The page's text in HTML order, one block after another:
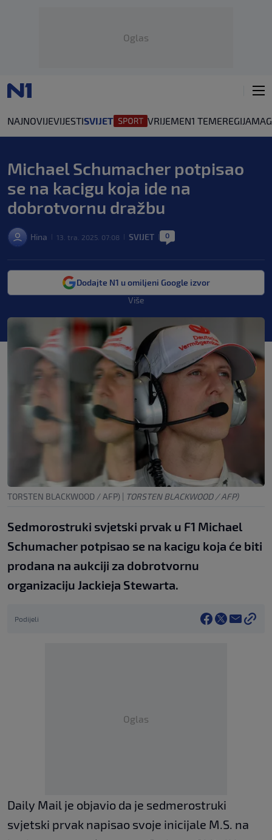
Oglas
NAJNOVIJEVIJESTISVIJET VRIJEMEN1 TEMEREGIJA
Michael Schumacher potpisao
se na kacigu koja ide na
dobrotvornu dražbu
Hina 13. tra. 2025. 07:08 SVIJET 0
Dodajte N1 u omiljeni Google izvor
Više
TORSTEN BLACKWOOD / AFP) | TORSTEN BLACKWOOD / AFP)
Sedmorostruki svjetski prvak u F1 Michael
Schumacher potpisao se na kacigu koja će biti
prodana na aukciji za dobrotvornu
organizaciju Jackieja Stewarta.
Podijeli
Oglas
Daily Mail je objavio da je sedmerostruki
svjetski prvak napisao svoje inicijale M.S. na